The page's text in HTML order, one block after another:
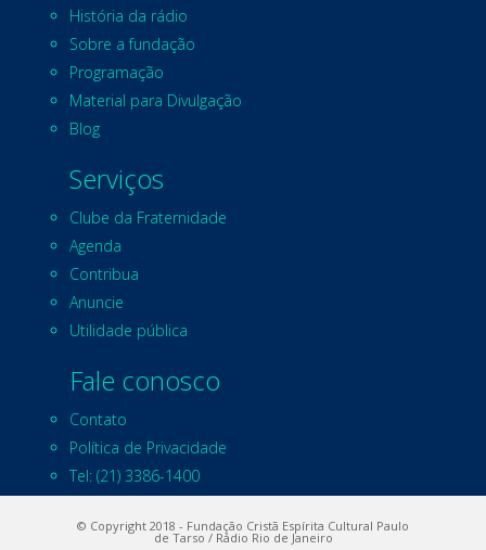
História da rádio
Sobre a fundação
Programação
Material para Divulgação
Blog
Serviços
Clube da Fraternidade
Agenda
Contribua
Anuncie
Utilidade pública
Fale conosco
Contato
Política de Privacidade
Tel: (21) 3386-1400
© Copyright 2018 - Fundação Cristã Espírita Cultural Paulo
de Tarso / Rádio Rio de Janeiro